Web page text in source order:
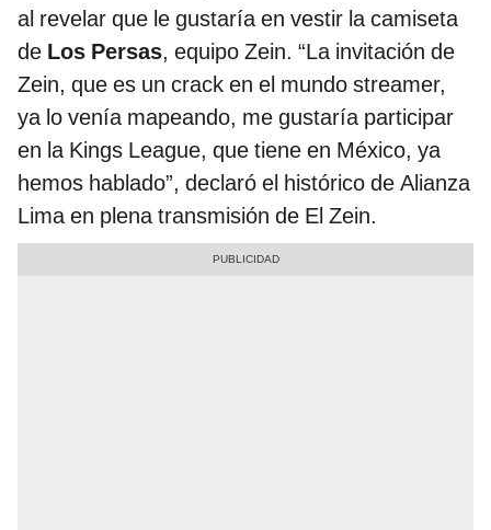
al revelar que le gustaría en vestir la camiseta
de Los Persas, equipo Zein. “La invitación de
Zein, que es un crack en el mundo streamer,
ya lo venía mapeando, me gustaría participar
en la Kings League, que tiene en México, ya
hemos hablado”, declaró el histórico de Alianza
Lima en plena transmisión de El Zein.